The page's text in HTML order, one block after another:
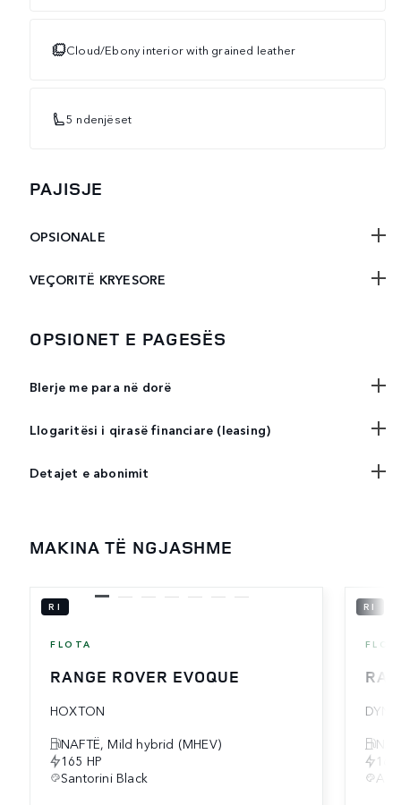
Cloud/Ebony interior with grained leather
5 ndenjëset
PAJISJE
OPSIONALE
VEÇORITË KRYESORE
OPSIONET E PAGESËS
Blerje me para në dorë
Llogaritësi i qirasë financiare (leasing)
Detajet e abonimit
MAKINA TË NGJASHME
RI
FLOTA
RANGE ROVER EVOQUE
HOXTON
NAFTË, Mild hybrid (MHEV)
165 HP
Santorini Black
RI
165